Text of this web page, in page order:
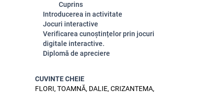
Cuprins
Introducerea in activitate
Jocuri interactive
Verificarea cunoștințelor prin jocuri
digitale interactive.
Diplomă de apreciere
CUVINTE CHEIE
FLORI, TOAMNĂ, DALIE, CRIZANTEMA,